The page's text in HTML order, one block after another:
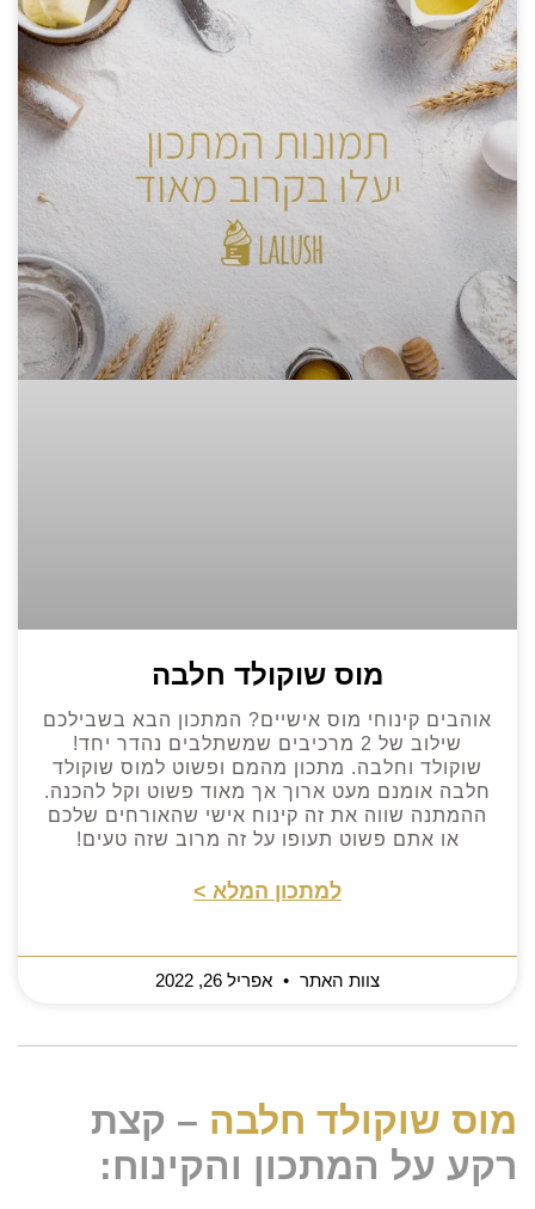
מוס שוקולד חלבה
אוהבים קינוחי מוס אישיים? המתכון הבא בשבילכם
שילוב של 2 מרכיבים שמשתלבים נהדר יחד!
שוקולד וחלבה. מתכון מהמם ופשוט למוס שוקולד
חלבה אומנם מעט ארוך אך מאוד פשוט וקל להכנה.
ההמתנה שווה את זה קינוח אישי שהאורחים שלכם
או אתם פשוט תעופו על זה מרוב שזה טעים!
למתכון המלא >
צוות האתר אפריל 26, 2022
מוס שוקולד חלבה – קצת
רקע על המתכון והקינוח: